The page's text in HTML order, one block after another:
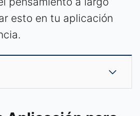
esto en tu aplicación